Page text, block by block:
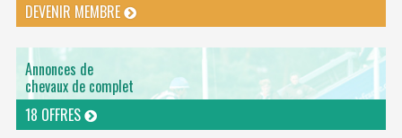
DEVENIR MEMBRE
Annonces de
chevaux de complet
18 OFFRES